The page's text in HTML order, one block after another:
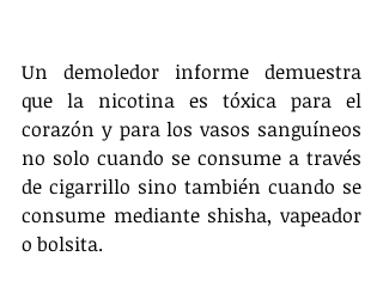
Un demoledor informe demuestra
que la nicotina es tóxica para el
corazón y para los vasos sanguíneos
no solo cuando se consume a través
de cigarrillo sino también cuando se
consume mediante shisha, vapeador
o bolsita.